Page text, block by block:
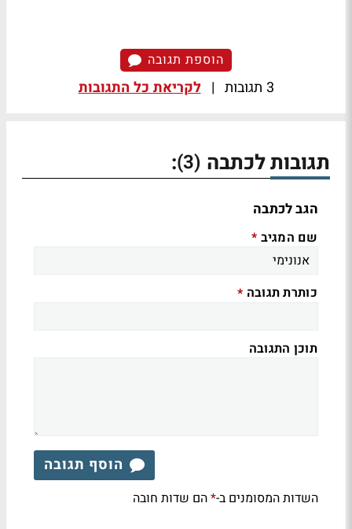
הוספת תגובה
3 תגובות | לקריאת כל התגובות
תגובות לכתבה (3)
:
הגב לכתבה
שם המגיב *
כותרת תגובה *
תוכן התגובה
הוסף תגובה
השדות המסומנים ב-*הם שדות חובה